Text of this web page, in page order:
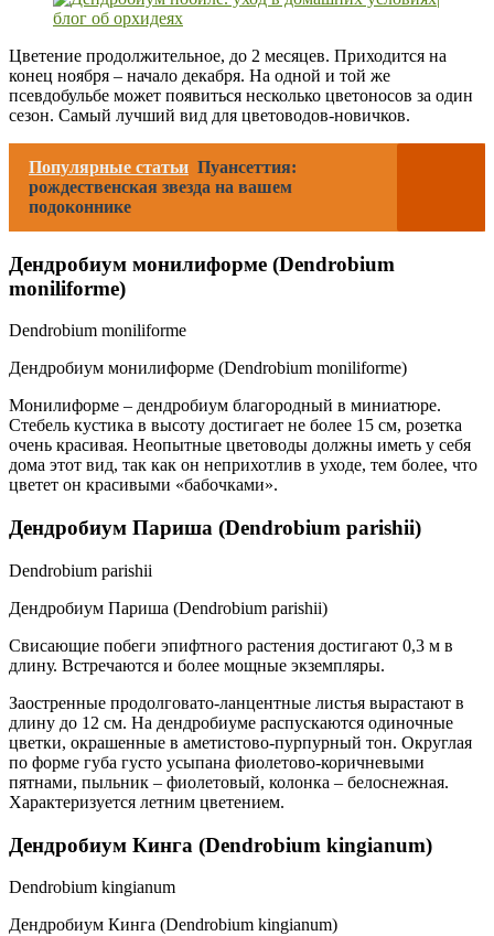
Цветение продолжительное, до 2 месяцев. Приходится на
конец ноября – начало декабря. На одной и той же
псевдобульбе может появиться несколько цветоносов за один
сезон. Самый лучший вид для цветоводов-новичков.
Популярные статьи Пуансеттия:
рождественская звезда на вашем
подоконнике
Дендробиум монилиформе (Dendrobium
moniliforme)
Dendrobium moniliforme
Дендробиум монилиформе (Dendrobium moniliforme)
Монилиформе – дендробиум благородный в миниатюре.
Стебель кустика в высоту достигает не более 15 см, розетка
очень красивая. Неопытные цветоводы должны иметь у себя
дома этот вид, так как он неприхотлив в уходе, тем более, что
цветет он красивыми «бабочками».
Дендробиум Париша (Dendrobium parishii)
Dendrobium parishii
Дендробиум Париша (Dendrobium parishii)
Свисающие побеги эпифтного растения достигают 0,3 м в
длину. Встречаются и более мощные экземпляры.
Заостренные продолговато-ланцентные листья вырастают в
длину до 12 см. На дендробиуме распускаются одиночные
цветки, окрашенные в аметистово-пурпурный тон. Округлая
по форме губа густо усыпана фиолетово-коричневыми
пятнами, пыльник – фиолетовый, колонка – белоснежная.
Характеризуется летним цветением.
Дендробиум Кинга (Dendrobium kingianum)
Dendrobium kingianum
Дендробиум Кинга (Dendrobium kingianum)